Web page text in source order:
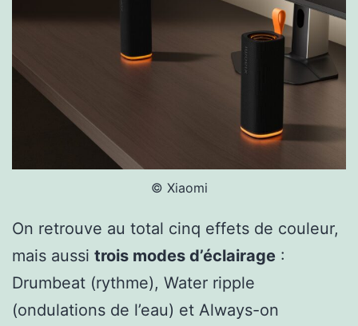
© Xiaomi
On retrouve au total cinq effets de couleur,
mais aussi trois modes d’éclairage :
Drumbeat (rythme), Water ripple
(ondulations de l’eau) et Always-on